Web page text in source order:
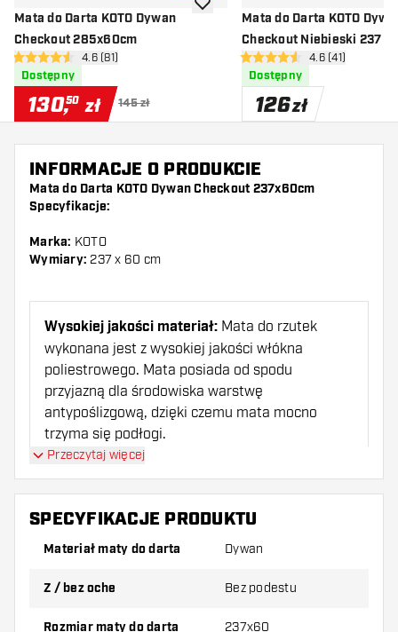
Mata do Darta KOTO Dywan
Checkout 285x60cm
otwórz panel recenzji
4.6 gwiazdki oceny
4.6 (81)
Dostępny
130,50 zł 145 zł
dodaj do listy życzeń
Mata do Darta KOTO
Checkout Niebieski 237 x
otwórz panel
4.6 gwiazdki oceny
4.6 (41)
Dostępny
126zł
INFORMACJE O PRODUKCIE
Mata do Darta KOTO Dywan Checkout 237x60cm
Specyfikacje:
Marka: KOTO
Wymiary: 237 x 60 cm
Wysokiej jakości materiał: Mata do rzutek
wykonana jest z wysokiej jakości włókna
poliestrowego. Mata posiada od spodu
przyjazną dla środowiska warstwę
antypoślizgową, dzięki czemu mata mocno
trzyma się podłogi.
jesteś we właściwej odległości od tarczy.
Sprawdź: Mata ma kompletny stół do kasy.
zasięgu ręki!
Przeczytaj więcej
SPECYFIKACJE PRODUKTU
Materiał maty do darta Dywan
Z / bez oche Bez podestu
Rozmiar maty do darta 237x60